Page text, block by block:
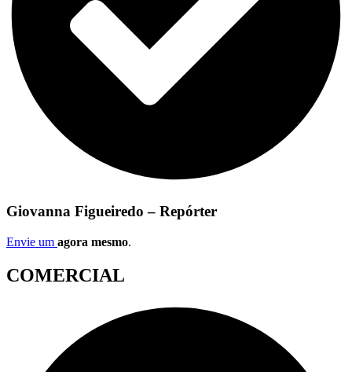
Giovanna Figueiredo – Repórter
Envie um agora mesmo.
COMERCIAL